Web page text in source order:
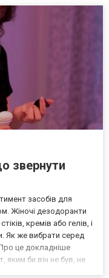
звернути
засобів для
Жіночі дезодоранти
кремів або гелів, і
Як же вибрати серед
це докладніше
яким би він не був, не